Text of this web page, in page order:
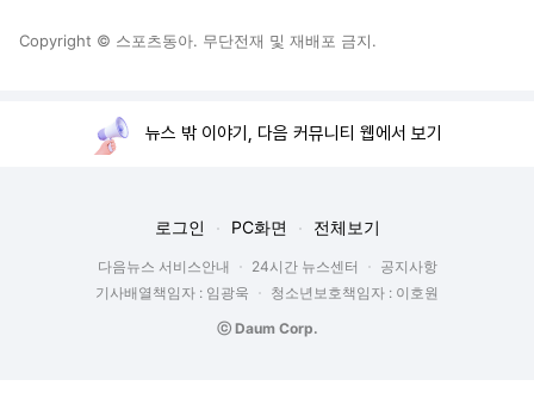
Copyright © 스포츠동아. 무단전재 및 재배포 금지.
뉴스 밖 이야기, 다음 커뮤니티 웹에서 보기
로그인 PC화면 전체보기
다음뉴스 서비스안내 24시간 뉴스센터
공지사항
기사배열책임자 : 임광욱
청소년보호책임자 : 이호원
ⓒ Daum Corp.